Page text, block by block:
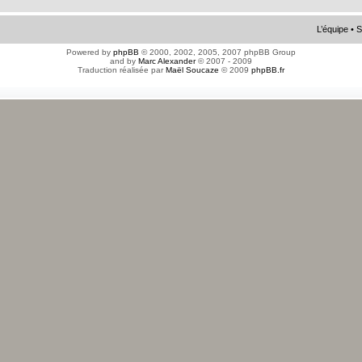
L’équipe •
Powered by phpBB © 2000, 2002, 2005, 2007 phpBB Group
and by Marc Alexander© 2007 - 2009
Traduction réalisée parMaël Soucaze © 2009 phpBB.fr